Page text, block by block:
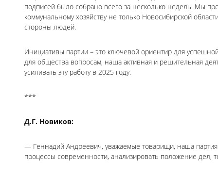
подписей было собрано всего за несколько недель! Мы
коммунальному хозяйству не только Новосибирской
стороны людей.
Инициативы партии – это ключевой ориентир для
для общества вопросам, наша активная и решительная
усиливать эту работу в 2025 году.
***
Д.Г. Новиков:
— Геннадий Андреевич, уважаемые товарищи, наша партия
процессы современности, анализировать положение дел,